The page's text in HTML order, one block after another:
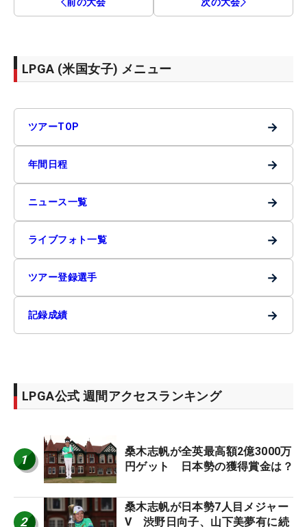
LPGA (米国女子) メニュー
ツアーTOP →
年間日程 →
ニュース一覧 →
ライブフォト一覧 →
ツアー登録選手 →
記録成績 →
LPGA公式 週間アクセスランキング
1
桑木志帆が全英最高額2億3000万
円ゲット 日本勢の獲得賞金は？
2
桑木志帆が日本勢7人目メジャー
V 渋野日向子、山下美夢有に続